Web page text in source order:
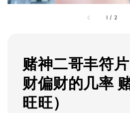
1 / 2
赌神二哥丰符
财偏财的几率
旺旺）